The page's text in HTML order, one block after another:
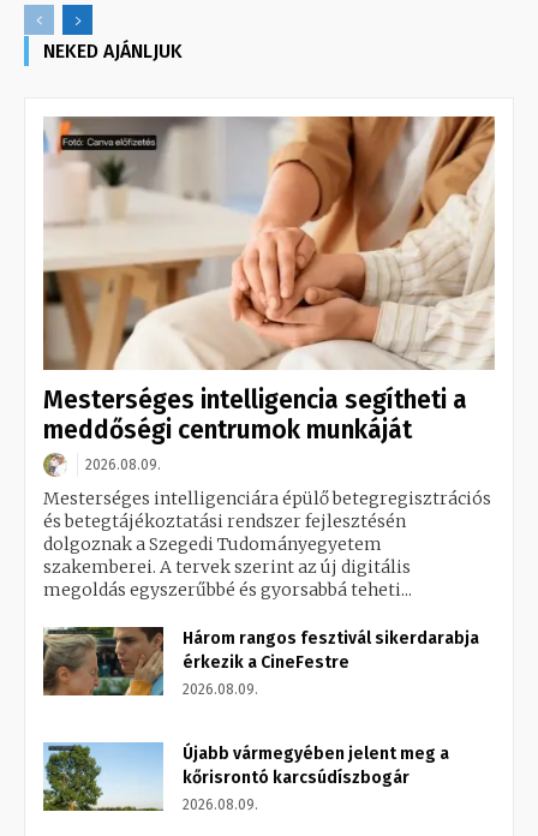
NEKED AJÁNLJUK
Mesterséges intelligencia segítheti a
meddőségi centrumok munkáját
2026.08.09.
Mesterséges intelligenciára épülő betegregisztrációs
és betegtájékoztatási rendszer fejlesztésén
dolgoznak a Szegedi Tudományegyetem
szakemberei. A tervek szerint az új digitális
megoldás egyszerűbbé és gyorsabbá teheti...
Három rangos fesztivál sikerdarabja
érkezik a CineFestre
2026.08.09.
Újabb vármegyében jelent meg a
kőrisrontó karcsúdíszbogár
2026.08.09.